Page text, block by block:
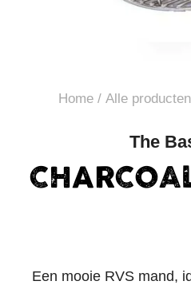
Home/ Alle producten
The
Een mooie RVS mand,